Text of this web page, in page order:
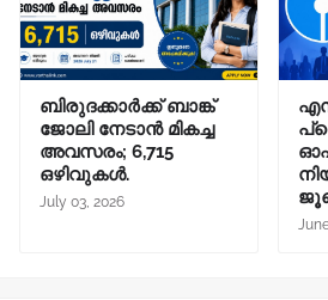
ബിരുദക്കാർക്ക് ബാങ്ക്
ജോലി നേടാൻ മികച്ച
അവസരം; 6,715
ഒഴിവുകൾ.
July 03, 2026